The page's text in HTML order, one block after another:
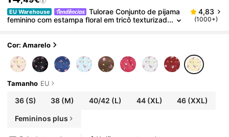
EU Warehouse
Tulorae Conjunto de pijama
feminino com estampa floral em tricô texturizad
ama floral feminino. Conjunto de pijama feminino. Co
4,83
(1000+)
Cor: Amarelo
Tamanho EU
36(S) 38 (M) 40/42 (L) 44(XL) 46 (XXL)
Femininos plus